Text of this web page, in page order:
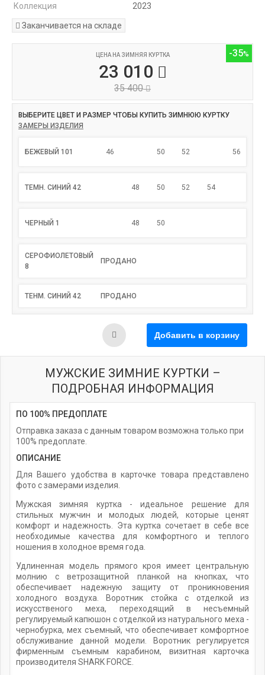
Коллекция
2023
Заканчивается на складе
-35
ЦЕНА НА ЗИМНЯЯ КУРТКА
23 010
35 400
ВЫБЕРИТЕ ЦВЕТ И РАЗМЕР ЧТОБЫ КУПИТЬ ЗИМНЮЮ КУРТКУ
ЗАМЕРЫ ИЗДЕЛИЯ
БЕЖЕВЫЙ 101 46 50 52 56
ТЕМН. СИНИЙ 42 48 50 52 54
ЧЕРНЫЙ 1 48 50
СЕРОФИОЛЕТОВЫЙ
8
ПРОДАНО
ТЕНМ. СИНИЙ 42 ПРОДАНО
МУЖСКИЕ ЗИМНИЕ КУРТКИ –
ПОДРОБНАЯ ИНФОРМАЦИЯ
ПО 100% ПРЕДОПЛАТЕ
Отправка заказа с данным товаром возможна только при
100% предоплате.
ОПИСАНИЕ
Для Вашего удобства в карточке товара представлено
фото с замерами изделия.
Мужская зимняя куртка - идеальное решение для
стильных мужчин и молодых людей, которые ценят
комфорт и надежность. Эта куртка сочетает в себе все
необходимые качества для комфортного и теплого
ношения в холодное время года.
Удлиненная модель прямого кроя имеет центральную
молнию с ветрозащитной планкой на кнопках, что
обеспечивает надежную защиту от проникновения
холодного воздуха. Воротник стойка с отделкой из
искусственого меха, переходящий в несъемный
регулируемый капюшон с отделкой из натурального меха -
чернобурка, мех съемный, что обеспечивает комфортное
обслуживание данной модели. Воротник регулируется
фирменным съемным карабином, визитная карточка
производителя SHARK FORCE.